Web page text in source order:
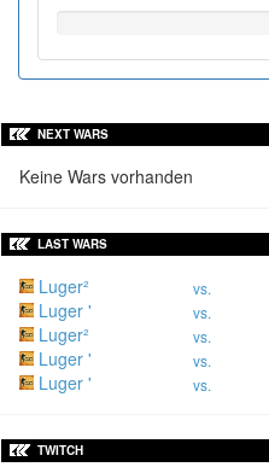
NEXT WARS
Keine Wars vorhanden
LAST WARS
Luger² vs.
Luger ' vs.
Luger² vs.
Luger ' vs.
Luger ' vs.
TWITCH